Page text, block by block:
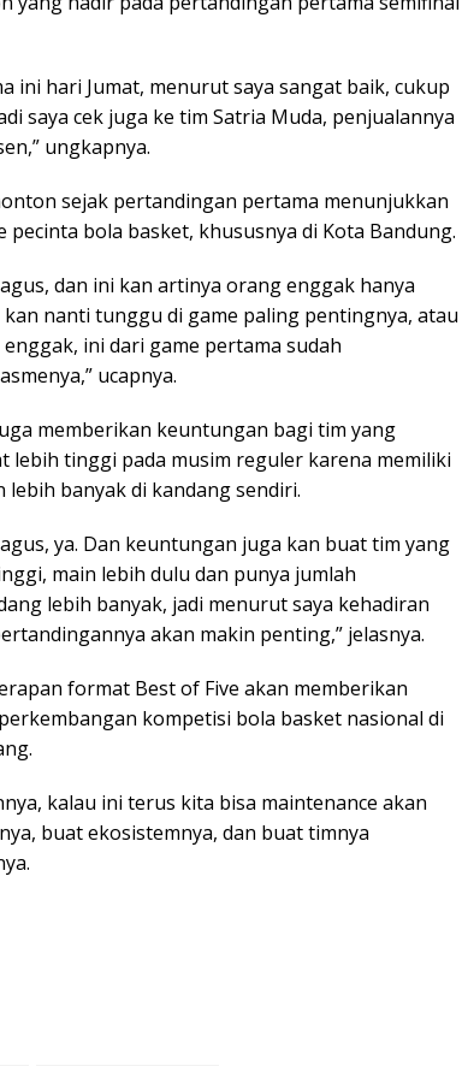
ini hari Jumat, menurut saya sangat baik, cukup
saya cek juga ke tim Satria Muda, penjualannya
ungkapnya.
sejak pertandingan pertama menunjukkan
pecinta bola basket, khususnya di Kota Bandung.
dan ini kan artinya orang enggak hanya
nanti tunggu di game paling pentingnya, atau
ini dari game pertama sudah
ucapnya.
memberikan keuntungan bagi tim yang
lebih tinggi pada musim reguler karena memiliki
lebih banyak di kandang sendiri.
ya. Dan keuntungan juga kan buat tim yang
main lebih dulu dan punya jumlah
lebih banyak, jadi menurut saya kehadiran
akan makin penting,” jelasnya.
format Best of Five akan memberikan
kompetisi bola basket nasional di
kalau ini terus kita bisa maintenance akan
buat ekosistemnya, dan buat timnya